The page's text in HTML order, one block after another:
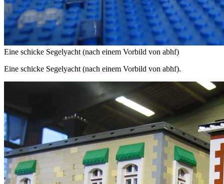
Eine schicke Segelyacht (nach einem Vorbild von abhf)
Eine schicke Segelyacht (nach einem Vorbild von abhf).